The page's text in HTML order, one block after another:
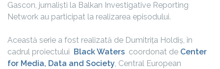
Gascon, jurnaliști la Balkan Investigative Reporting
Network au participat la realizarea episodului.
Această serie a fost realizată de Dumitrița Holdiș, în
cadrul proiectului Black Waters coordonat de Center
for Media, Data and Society, Central European